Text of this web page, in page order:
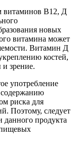
витаминов В12, Д
новых
витамина может
Витамин Д
костей,
зрение.
употребление
риска для
Поэтому, следует
данного продукта